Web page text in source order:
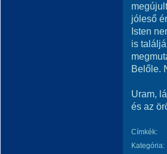
jóleső
Isten
is
Belőle.
Uram,
és az
Címkék:
Kategória: